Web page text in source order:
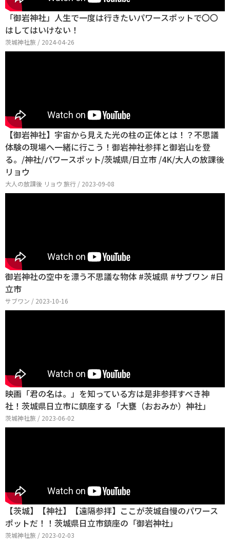
「御岩神社」人生で一度は行きたいパワースポットで〇〇
はしてはいけない！
茨城神社旅 / 2024-04-26
【御岩神社】宇宙から見えた光の柱の正体とは！？不思議
体験の現場へ一緒に行こう！御岩神社参拝と御岩山を登
る。/神社/パワースポット/茨城県/日立市 /4K/大人の放課後
リョウ
大人の放課後 リョウ 旅行 / 2023-09-08
御岩神社の空中を漂う不思議な物体 #茨城県 #サブワン #日
立市
サブワン / 2023-10-16
映画「君の名は。」を知っている方は是非参拝すべき神
社！茨城県日立市に鎮座する「大甕（おおみか）神社」
茨城神社旅 / 2023-06-02
【茨城】【神社】【遠隔参拝】ここが茨城自慢のパワース
ポットだ！！茨城県日立市鎮座の「御岩神社」
茨城神社旅 / 2023-02-03